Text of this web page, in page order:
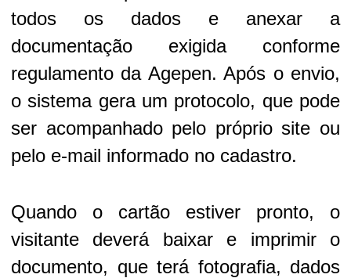
todos os dados e anexar a
documentação exigida conforme
regulamento da Agepen. Após o envio,
o sistema gera um protocolo, que pode
ser acompanhado pelo próprio site ou
pelo e-mail informado no cadastro.
Quando o cartão estiver pronto, o
visitante deverá baixar e imprimir o
documento, que terá fotografia, dados